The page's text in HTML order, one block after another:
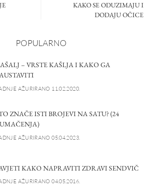
KAKO SE ODUZIMAJU I
DODAJU OČICE
POPULARNO
– VRSTE KAŠLJA I KAKO GA
AŽURIRANO 11.02.2020.
ZNAČE ISTI BROJEVI NA SATU? (24
AŽURIRANO 05.04.2023.
KAKO NAPRAVITI ZDRAVI SENDVIČ
AŽURIRANO 04.05.2016.